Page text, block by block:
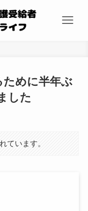
ために半年ぶ
した
ています。